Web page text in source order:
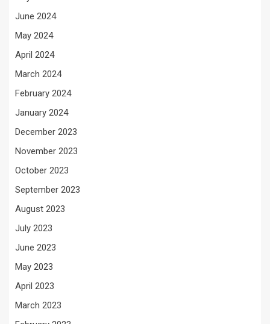
June 2024
May 2024
April 2024
March 2024
February 2024
January 2024
December 2023
November 2023
October 2023
September 2023
August 2023
July 2023
June 2023
May 2023
April 2023
March 2023